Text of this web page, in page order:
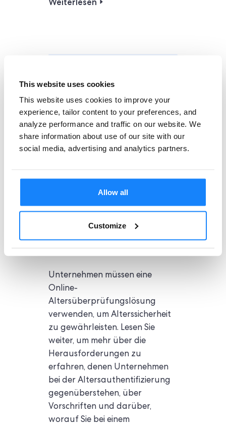
This website uses cookies
This website uses cookies to improve your
experience, tailor content to your preferences, and
analyze performance and traffic on our website. We
share information about use of our site with our
social media, advertising and analytics partners.
Allow all
Customize
Alterssicherung
erreichen – Lösung zur
Online-
Altersüberprüfung
Unternehmen müssen eine
Online-
Altersüberprüfungslösung
verwenden, um Alterssicherheit
zu gewährleisten. Lesen Sie
weiter, um mehr über die
Herausforderungen zu
erfahren, denen Unternehmen
bei der Altersauthentifizierung
gegenüberstehen, über
Vorschriften und darüber,
worauf Sie bei einem